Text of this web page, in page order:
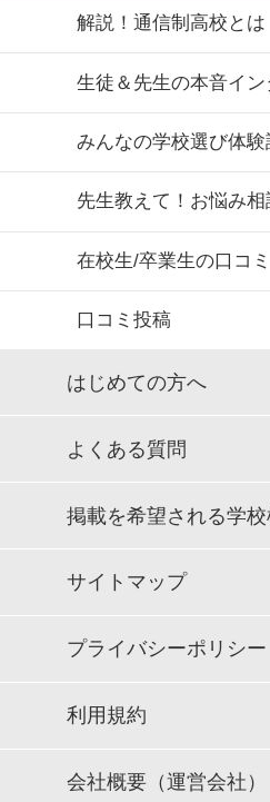
解説！通信制高校とは
生徒＆先生の本音イン
みんなの学校選び体験
先生教えて！お悩み相
在校生/卒業生の口コミ
口コミ投稿
はじめての方へ
よくある質問
掲載を希望される学
サイトマップ
プライバシーポリシー
利用規約
会社概要（運営会社）